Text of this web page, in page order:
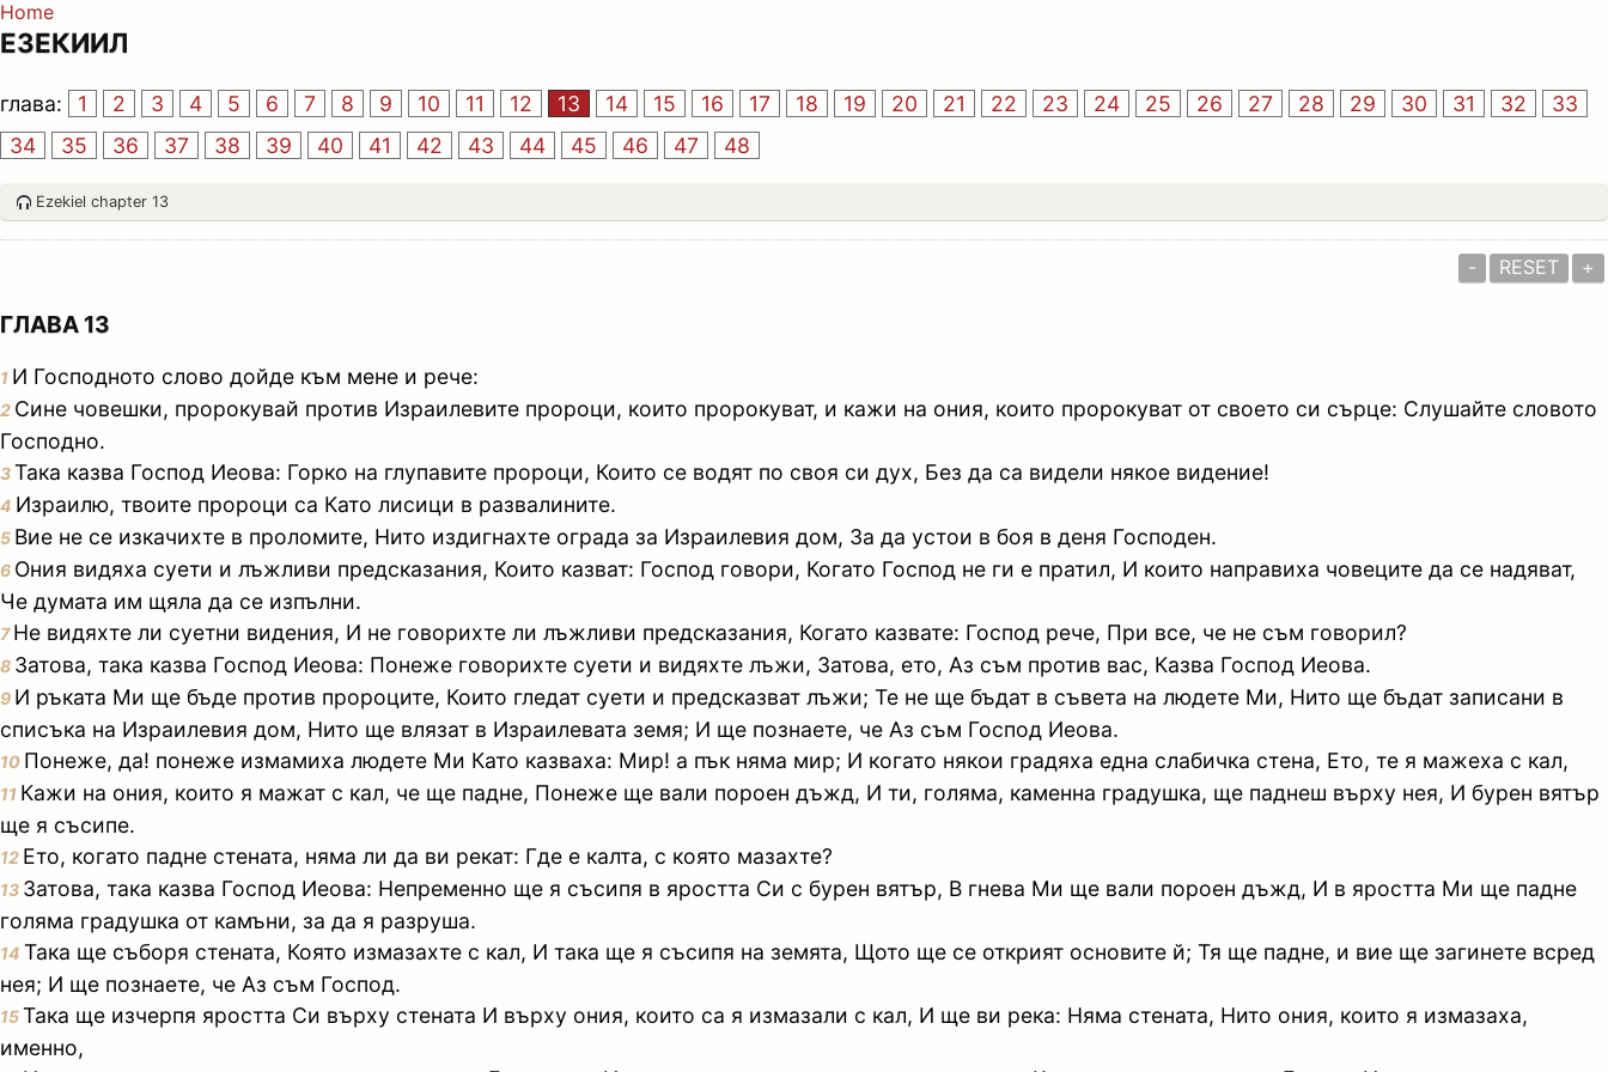
Home
ЕЗЕКИИЛ
глава: 1 2 3 4 5 6 7 8 9 10 11 12 13 14 15 16 17 18 19 20 21 22 23 24 25 26 27 28 29 30 31 32
33
34
35 36 37 38 39 40 41 42 43 44 45 46 47 48
Ezekiel chapter 13
- RESET +
ГЛАВА 13
1 И Господното слово дойде към мене и рече:
2 Сине човешки, пророкувай против Израилевите пророци, които пророкуват, и кажи на ония, които пророкуват от своето си сърце: Слушайте словото
Господно.
3Така казва Господ Иеова: Горко на глупавите пророци, Които се водят по своя си дух, Без да са видели някое видение!
4 Израилю, твоите пророци са Като лисици в развалините.
5 Вие не се изкачихте в проломите, Нито издигнахте ограда за Израилевия дом, За да устои в боя в деня Господен.
6 Ония видяха суети и лъжливи предсказания, Които казват: Господ говори, Когато Господ не ги е пратил, И които направиха човеците да се надяват,
Че думата им щяла да се изпълни.
7Не видяхте ли суетни видения, И не говорихте ли лъжливи предсказания, Когато казвате: Господ рече, При все, че не съм говорил?
8 Затова, така казва Господ Иеова: Понеже говорихте суети и видяхте лъжи, Затова, ето, Аз съм против вас, Казва Господ Иеова.
9 И ръката Ми ще бъде против пророците, Които гледат суети и предсказват лъжи; Те не ще бъдат в съвета на людете Ми, Нито ще бъдат записани в
списъка на Израилевия дом, Нито ще влязат в Израилевата земя; И ще познаете, че Аз съм Господ Иеова.
10 Понеже, да! понеже измамиха людете Ми Като казваха: Мир! а пък няма мир; И когато някои градяха една слабичка стена, Ето, те я мажеха с кал,
11 Кажи на ония, които я мажат с кал, че ще падне, Понеже ще вали пороен дъжд, И ти, голяма, каменна градушка, ще паднеш върху нея, И бурен вятър
ще я съсипе.
12 Ето, когато падне стената, няма ли да ви рекат: Где е калта, с която мазахте?
13 Затова, така казва Господ Иеова: Непременно ще я съсипя в яростта Си с бурен вятър, В гнева Ми ще вали пороен дъжд, И в яростта Ми ще падне
голяма градушка от камъни, за да я разруша.
14 Така ще съборя стената, Която измазахте с кал, И така ще я съсипя на земята, Щото ще се открият основите й; Тя ще падне, и вие ще загинете всред
нея; И ще познаете, че Аз съм Господ.
15Така ще изчерпя яростта Си върху стената И върху ония, които са я измазали с кал, И ще ви река: Няма стената, Нито ония, които я измазаха,
именно,